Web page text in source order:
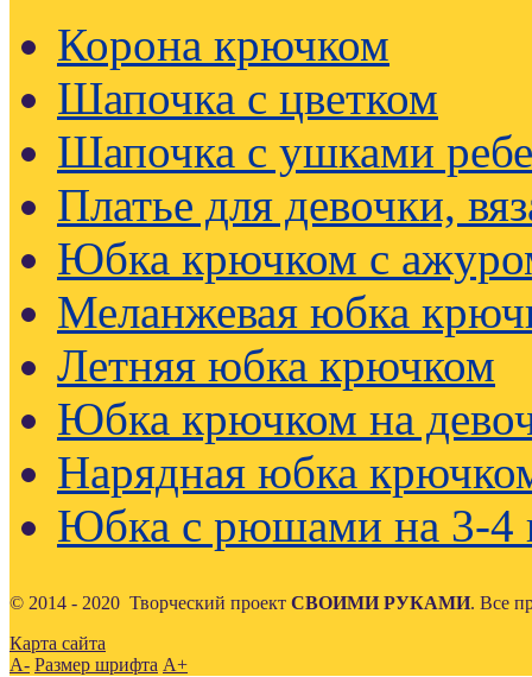
Корона крючком
Шапочка с цветком
Шапочка с ушками
Платье для девочки,
Юбка крючком с
Меланжевая юбка
Летняя юбка крючком
Юбка крючком на
Нарядная юбка
Юбка с рюшами на 3-4
© 2014 - 2020 Творческий проект СВОИМИ РУКАМИ. Все
Карта сайта
A- Размер шрифта A+